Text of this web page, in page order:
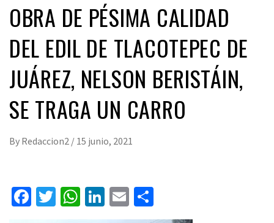
OBRA DE PÉSIMA CALIDAD
DEL EDIL DE TLACOTEPEC DE
JUÁREZ, NELSON BERISTÁIN,
SE TRAGA UN CARRO
By Redaccion2 / 15 junio, 2021
Facebook
Twitter
WhatsApp
LinkedIn
Email